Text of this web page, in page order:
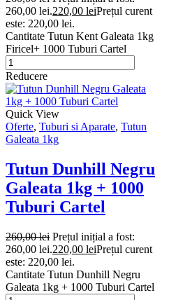
260,00 lei.220,00 leiPrețul curent
este: 220,00 lei.
Cantitate Tutun Kent Galeata 1kg
Firicel+ 1000 Tuburi Cartel
Reducere
Quick View
Oferte, Tuburi si Aparate, Tutun
Galeata 1kg
Tutun Dunhill Negru
Galeata 1kg + 1000
Tuburi Cartel
260,00lei Prețul inițial a fost:
260,00 lei.220,00 leiPrețul curent
este: 220,00 lei.
Cantitate Tutun Dunhill Negru
Galeata 1kg + 1000 Tuburi Cartel